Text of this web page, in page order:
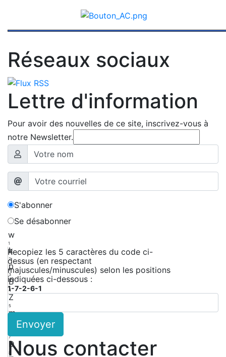
Réseaux sociaux
Lettre d'information
Pour avoir des nouvelles de ce site, inscrivez-vous à
notre Newsletter.
S'abonner
Se désabonner
w
1
k
2
p
3
B
4
Z
5
m
7
D
8
Recopiez les 5 caractères du code ci-
dessus (en respectant
majuscules/minuscules) selon les positions
indiquées ci-dessous :
1-7-2-6-1
Envoyer
Nous contacter